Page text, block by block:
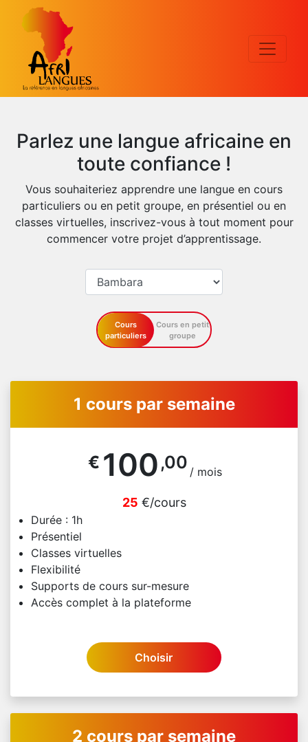
Parlez une langue africaine en
toute confiance !
Vous souhaiteriez apprendre une langue en cours
particuliers ou en petit groupe, en présentiel ou en
classes virtuelles, inscrivez-vous à tout moment pour
commencer votre projet d’apprentissage.
Cours
particuliers
Cours en petit
groupe
1 cours par semaine
€ 100 ,00 / mois
25 €/cours
Durée : 1h
Présentiel
Classes virtuelles
Flexibilité
Supports de cours sur-mesure
Accès complet à la plateforme
Choisir
2 cours par semaine